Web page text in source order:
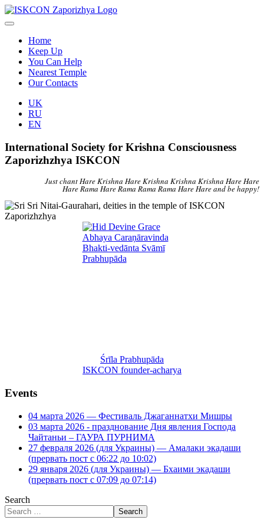
Home
Keep Up
You Can Help
Nearest Temple
Our Contacts
UK
RU
EN
International Society for Krishna Consciousness
Zaporizhzhya ISKCON
Just chant Hare Krishna Hare Krishna Krishna Krishna Hare Hare
Hare Rama Hare Rama Rama Rama Hare Hare and be happy!
Śrīla Prabhupāda
ISKCON founder-acharya
Events
04 марта 2026 — Фестиваль Джаганнатхи Мишры
03 марта 2026 - празднование Дня явления Господа
Чайтаньи – ГАУРА ПУРНИМА
27 февраля 2026 (для Украины) — Амалаки экадаши
(прервать пост с 06:22 до 10:02)
29 января 2026 (для Украины) — Бхаими экадаши
(прервать пост с 07:09 до 07:14)
Search
Search